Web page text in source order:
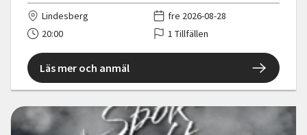
Lindesberg
fre 2026-08-28
20:00
1 Tillfällen
Läs mer och anmäl